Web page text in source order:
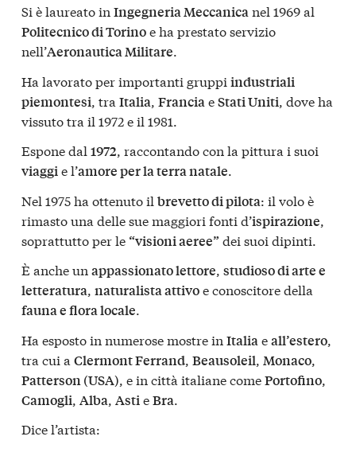
Si è laureato in Ingegneria Meccanicanel 1969 al
Politecnico di Torinoe ha prestato servizio
nell’Aeronautica Militare.
Ha lavorato per importanti gruppi industriali
piemontesi , tra Italia Francia eStati Uniti , dove ha
vissuto tra il 1972 e il 1981.
Espone dal 1972, raccontando con la pittura i suoi
viaggie l’amore per la terra natale.
Nel 1975 ha ottenuto il brevetto di pilota: il volo è
rimasto una delle sue maggiori fonti d’ispirazione,
soprattutto per le “visioni aeree” dei suoi dipinti.
È anche un appassionato lettore, studioso di arte e
letteratura, naturalista attivoe conoscitore della
fauna e flora locale.
Ha esposto in numerose mostre in Italiaeall’estero,
tra cui a Clermont Ferrand, Beausoleil, Monaco,
Patterson (USA), e in città italiane comePortofino,
Camogli, Alba, AstieBra.
Dice l’artista: